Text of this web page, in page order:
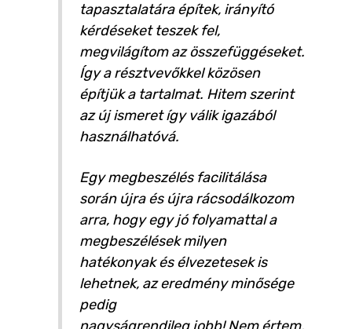
tapasztalatára építek, irányító
kérdéseket teszek fel,
megvilágítom az összefüggéseket.
Így a résztvevőkkel közösen
építjük a tartalmat. Hitem szerint
az új ismeret így válik igazából
használhatóvá.
Egy megbeszélés facilitálása
során újra és újra rácsodálkozom
arra, hogy egy jó folyamattal a
megbeszélések milyen
hatékonyak és élvezetesek is
lehetnek, az eredmény minősége
pedig